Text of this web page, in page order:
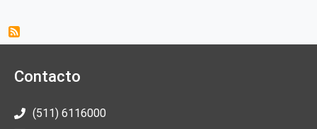
Contacto
(511) 6116000